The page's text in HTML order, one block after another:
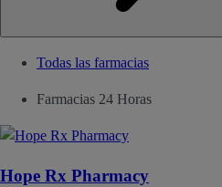
Todas las farmacias
Farmacias 24 Horas
Hope Rx Pharmacy